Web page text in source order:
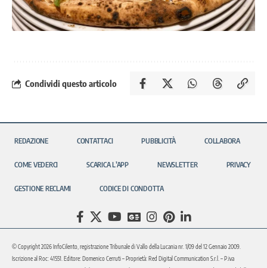
Condividi questo articolo
REDAZIONE CONTATTACI PUBBLICITÀ COLLABORA
COME VEDERCI SCARICA L’APP NEWSLETTER PRIVACY
GESTIONE RECLAMI CODICE DI CONDOTTA
© Copyright 2026 InfoCilento, registrazione Tribunale di Vallo della Lucania nr. 1/09 del 12 Gennaio 2009.
Iscrizione al Roc: 41551. Editore: Domenico Cerruti – Proprietà: Red Digital Communication S.r.l. – P.iva